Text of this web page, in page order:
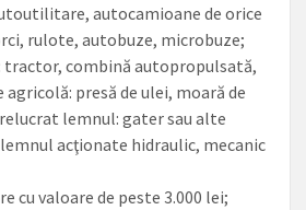
autocamioane de orice
rulote, autobuze, microbuze;
tractor, combină autopropulsată,
presă de ulei, moară de
lemnul: gater sau alte
acţionate hidraulic, mecanic
cu valoare de peste 3.000 lei;